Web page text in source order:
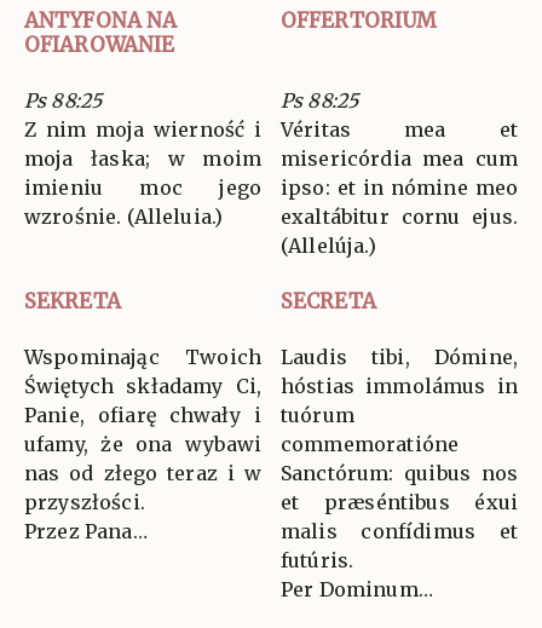
ANTYFONA NA
OFIAROWANIE
OFFERTORIUM
Ps 88:25
Z nim moja wierność i
moja łaska; w moim
imieniu moc jego
wzrośnie. (Alleluia.)
Ps 88:25
Véritas mea et
misericórdia mea cum
ipso: et in nómine meo
exaltábitur cornu ejus.
(Allelúja.)
SEKRETA SECRETA
Wspominając Twoich
Świętych składamy Ci,
Panie, ofiarę chwały i
ufamy, że ona wybawi
nas od złego teraz i w
przyszłości.
Przez Pana…
Laudis tibi, Dómine,
hóstias immolámus in
tuórum
commemoratióne
Sanctórum: quibus nos
et præséntibus éxui
malis confídimus et
futúris.
Per Dominum…